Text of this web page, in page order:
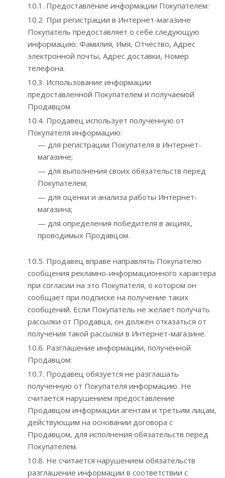
10.1. Предоставление информации Покупателем:
10.2. При регистрации в Интернет-магазине
Покупатель предоставляет о себе следующую
информацию: Фамилия, Имя, Отчество, Адрес
электронной почты, Адрес доставки, Номер
телефона.
10.3. Использование информации
предоставленной Покупателем и получаемой
Продавцом
10.4. Продавец использует полученную от
Покупателя информацию:
— для регистрации Покупателя в Интернет-
магазине;
— для выполнения своих обязательств перед
Покупателем;
— для оценки и анализа работы Интернет-
магазина;
— для определения победителя в акциях,
проводимых Продавцом.
10.5. Продавец вправе направлять Покупателю
сообщения рекламно-информационного характера
при согласии на это Покупателя, о котором он
сообщает при подписке на получение таких
сообщений. Если Покупатель не желает получать
рассылки от Продавца, он должен отказаться от
получения такой рассылки в Интернет-магазине.
10.6. Разглашение информации, полученной
Продавцом:
10.7. Продавец обязуется не разглашать
полученную от Покупателя информацию. Не
считается нарушением предоставление
Продавцом информации агентам и третьим лицам,
действующим на основании договора с
Продавцом, для исполнения обязательств перед
Покупателем.
10.8. Не считается нарушением обязательств
разглашение информации в соответствии с